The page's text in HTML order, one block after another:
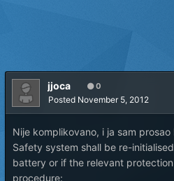
jjoca 0
Posted November 5, 2012
Nije komplikovano, i ja sam
Safety system shall be re-
battery or if the relevant
procedure: